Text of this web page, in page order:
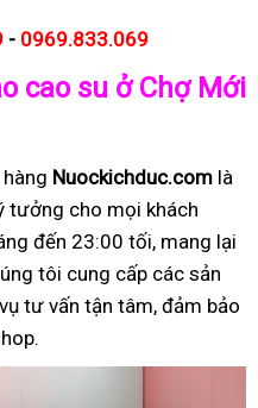
- 0969.833.069
cao su ở Chợ Mới
Nuockichduc.com là
tưởng cho mọi khách
đến 23:00 tối, mang lại
tôi cung cấp các sản
tư vấn tận tâm, đảm bảo